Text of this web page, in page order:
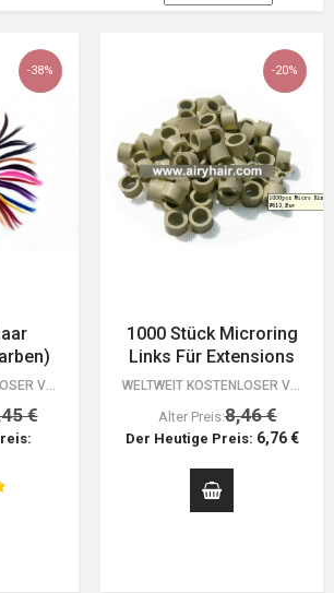
-38%
WELTWEIT KOSTENLOSER VERSAND. 30 TAGE GELD-ZURÜCK-GARANTIE. DU HAST NICHTS ZU…
€
-20%
1000 Stück Microring
Links Für Extensions
WELTWEIT KOSTENLOSER VERSAND. 30 TAGE GELD-ZURÜCK-GARANTIE. DU HAST NICHTS ZU…
Alter Preis:8,46 €
Der Heutige Preis: 6,76 €